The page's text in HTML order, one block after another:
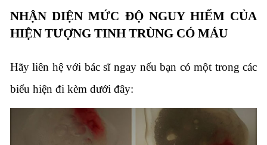
NHẬN DIỆN MỨC ĐỘ NGUY HIỂM CỦA
HIỆN TƯỢNG TINH TRÙNG CÓ MÁU
Hãy liên hệ với bác sĩ ngay nếu bạn có một trong các
biểu hiện đi kèm dưới đây: